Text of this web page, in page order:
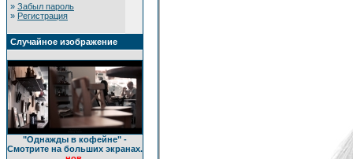
» Забыл пароль
» Регистрация
Случайное изображение
"Однажды в кофейне" -
Смотрите на больших экранах.